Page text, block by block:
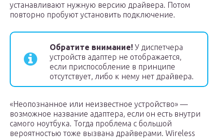
устанавливают нужную версию драйвера. Потом
повторно пробуют установить подключение.
Обратите внимание! У диспетчера
устройств адаптер не отображается,
если приспособление в принципе
отсутствует, либо к нему нет драйвера.
«Неопознанное или неизвестное устройство» —
возможное название адаптера, если он есть внутри
самого ноутбука. Тогда проблема с большой
вероятностью тоже вызвана драйверами. Wireless